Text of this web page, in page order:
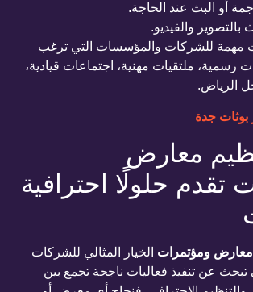
أو البث عند الحاجة.
بالتصوير والفيديو.
مهمة للشركات والمؤسسات التي ترغب
رسمية، ملتقيات مهنية، اجتماعات قيادية،
الرياض.
بوثات جدة
معارض
تقدم حلولًا احترافية
ومؤتمرات الخيار المثالي للشركات
عن تنفيذ فعاليات ناجحة تجمع بين